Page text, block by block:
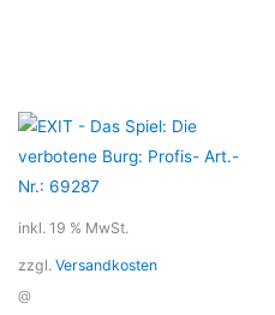
inkl. 19 % MwSt.
zzgl. Versandkosten
@